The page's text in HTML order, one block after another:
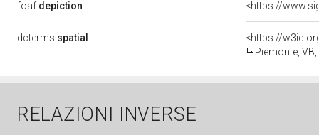
foaf:depiction <https://
dcterms:spatial
<https://
Piemonte,
RELAZIONI INVERSE